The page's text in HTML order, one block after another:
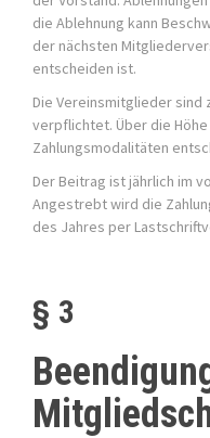
die Ablehnung kann
der nächsten
entscheiden ist.
Die Vereinsmitglieder sind
verpflichtet. Über die
Zahlungsmodalitäten
Der Beitrag ist jährlich im
Angestrebt wird die
des Jahres per
§ 3